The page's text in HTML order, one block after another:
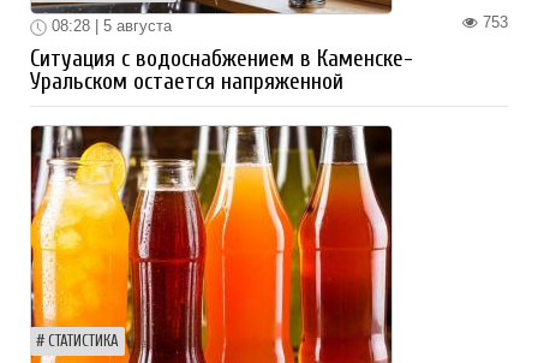
753
08:28 | 5 августа
Ситуация с водоснабжением в Каменске-
Уральском остается напряженной
СТАТИСТИКА